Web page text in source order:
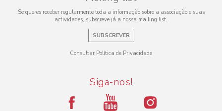
Se queres receber regularmente toda a informação sobre a associação e suas
actividades, subscreve já a nossa mailing list.
SUBSCREVER
Consultar Política de Privacidade
Siga-nos!